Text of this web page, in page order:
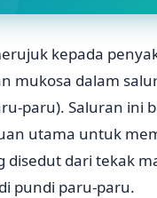
kepada
mukosa dalam
paru). Saluran ini
utama untuk
disedut dari tekak
pundi paru-paru.